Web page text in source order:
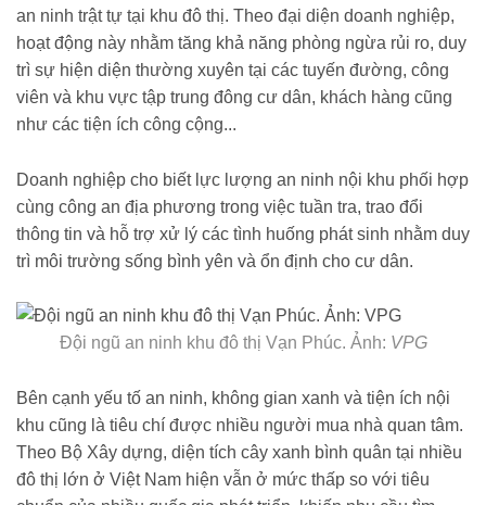
an ninh trật tự tại khu đô thị. Theo đại diện doanh nghiệp,
hoạt động này nhằm tăng khả năng phòng ngừa rủi ro, duy
trì sự hiện diện thường xuyên tại các tuyến đường, công
viên và khu vực tập trung đông cư dân, khách hàng cũng
như các tiện ích công cộng...
Doanh nghiệp cho biết lực lượng an ninh nội khu phối hợp
cùng công an địa phương trong việc tuần tra, trao đổi
thông tin và hỗ trợ xử lý các tình huống phát sinh nhằm duy
trì môi trường sống bình yên và ổn định cho cư dân.
Đội ngũ an ninh khu đô thị Vạn Phúc. Ảnh: VPG
Bên cạnh yếu tố an ninh, không gian xanh và tiện ích nội
khu cũng là tiêu chí được nhiều người mua nhà quan tâm.
Theo Bộ Xây dựng, diện tích cây xanh bình quân tại nhiều
đô thị lớn ở Việt Nam hiện vẫn ở mức thấp so với tiêu